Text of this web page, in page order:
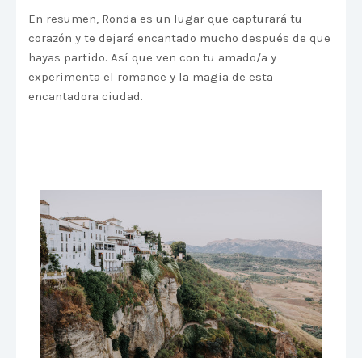
En resumen, Ronda es un lugar que capturará tu
corazón y te dejará encantado mucho después de que
hayas partido. Así que ven con tu amado/a y
experimenta el romance y la magia de esta
encantadora ciudad.